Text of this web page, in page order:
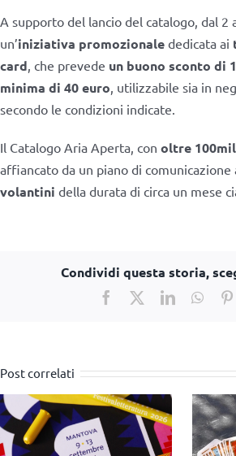
A supporto del lancio del catalogo, dal 2
un’iniziativa promozionale dedicata ai
card, che prevede un buono sconto di
minima di 40 euro, utilizzabile sia in
secondo le condizioni indicate.
Il Catalogo Aria Aperta, con oltre
affiancato da un piano di comunicazione
volantini della durata di circa un mese
Condividi questa storia,
Facebook
X LinkedIn
Post correlati